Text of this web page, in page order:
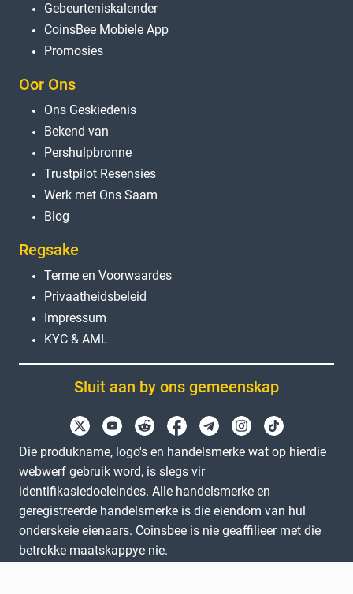
Gebeurteniskalender
CoinsBee Mobiele App
Promosies
Oor Ons
Ons Geskiedenis
Bekend van
Pershulpbronne
Trustpilot Resensies
Werk met Ons Saam
Blog
Regsake
Terme en Voorwaardes
Privaatheidsbeleid
Impressum
KYC & AML
Sluit aan by ons gemeenskap
Die produkname, logo's en handelsmerke wat op hierdie
webwerf gebruik word, is slegs vir
identifikasiedoeleindes. Alle handelsmerke en
geregistreerde handelsmerke is die eiendom van hul
onderskeie eienaars. Coinsbee is nie geaffilieer met die
betrokke maatskappye nie.